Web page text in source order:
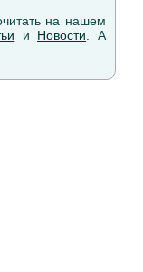
на нашем
и Новости . А